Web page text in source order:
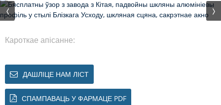
Кароткае апісанне:
ДАШЛІЦЕ НАМ ЛІСТ
СПАМПАВАЦЬ У ФАРМАЦЕ PDF